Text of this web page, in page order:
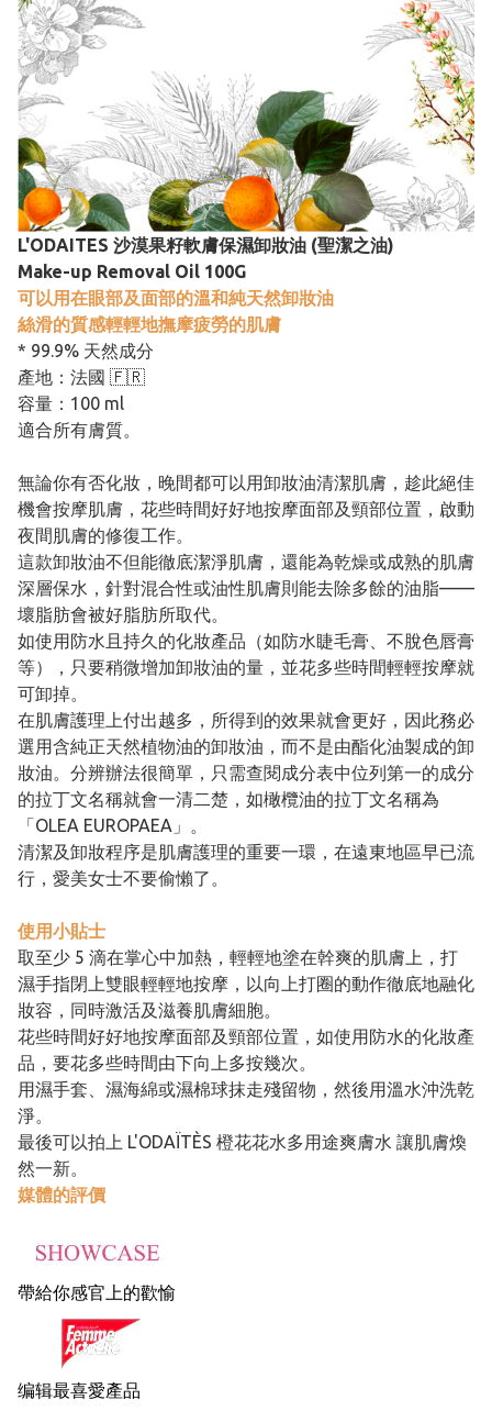
L'ODAITES 沙漠果籽軟膚保濕卸妝油 (聖潔之油)
Make-up Removal Oil 100G
可以用在眼部及面部的溫和純天然卸妝油
絲滑的質感輕輕地撫摩疲勞的肌膚
* 99.9% 天然成分
產地：法國 🇫🇷
容量：100 ml
適合所有膚質。
無論你有否化妝，晚間都可以用卸妝油清潔肌膚，趁此絕佳
機會按摩肌膚，花些時間好好地按摩面部及頸部位置，啟動
夜間肌膚的修復工作。
這款卸妝油不但能徹底潔淨肌膚，還能為乾燥或成熟的肌膚
深層保水，針對混合性或油性肌膚則能去除多餘的油脂——
壞脂肪會被好脂肪所取代。
如使用防水且持久的化妝產品（如防水睫毛膏、不脫色唇膏
等），只要稍微增加卸妝油的量，並花多些時間輕輕按摩就
可卸掉。
在肌膚護理上付出越多，所得到的效果就會更好，因此務必
選用含純正天然植物油的卸妝油，而不是由酯化油製成的卸
妝油。分辨辦法很簡單，只需查閱成分表中位列第一的成分
的拉丁文名稱就會一清二楚，如橄欖油的拉丁文名稱為
「OLEA EUROPAEA」。
清潔及卸妝程序是肌膚護理的重要一環，在遠東地區早已流
行，愛美女士不要偷懶了。
使用小貼士
取至少 5 滴在掌心中加熱，輕輕地塗在幹爽的肌膚上，打
濕手指閉上雙眼輕輕地按摩，以向上打圈的動作徹底地融化
妝容，同時激活及滋養肌膚細胞。
花些時間好好地按摩面部及頸部位置，如使用防水的化妝產
品，要花多些時間由下向上多按幾次。
用濕手套、濕海綿或濕棉球抹走殘留物，然後用溫水沖洗乾
淨。
最後可以拍上 L'ODAÏTÈS 橙花花水多用途爽膚水 讓肌膚煥
然一新。
媒體的評價
帶給你感官上的歡愉
编辑最喜愛產品